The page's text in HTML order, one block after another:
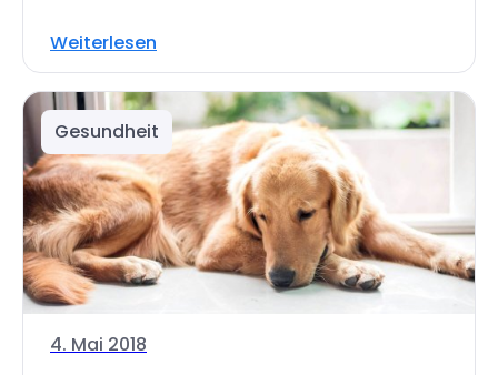
Weiterlesen
Gesundheit
4. Mai 2018